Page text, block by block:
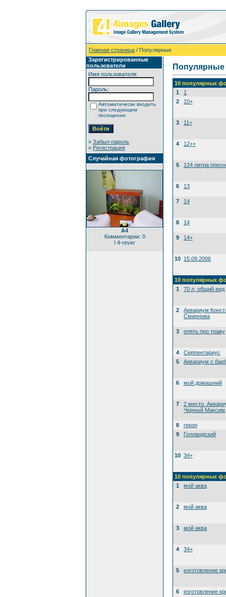
Главная страница / Популярные
Зарегистрированные
пользователи
Имя пользователя:
Пароль:
Автоматически входить
при следующем
посещении
» Забыл пароль
» Регистрация
Случайная фотография
А4
Комментарии: 0
I 4-rever
Популярные
10 популярных
1
1
2
10+
3 11+
4 12++
5 124 литра
6 13
7 14
8 14
9 14+
10 15.09.2006
10 популярных
1
70 л, общий вид
2
Аквариум
Смирнова
3 опять про траву
4
Серпентариус
5
Аквариум с
6 мой домашний
7
2 место.
Черный Максим,
8
гекон
9
Голландский
10 34+
10 популярных
1
мой аква
2 мой аква
3 мой аква
4 34+
5 изготовление
6 изготовление